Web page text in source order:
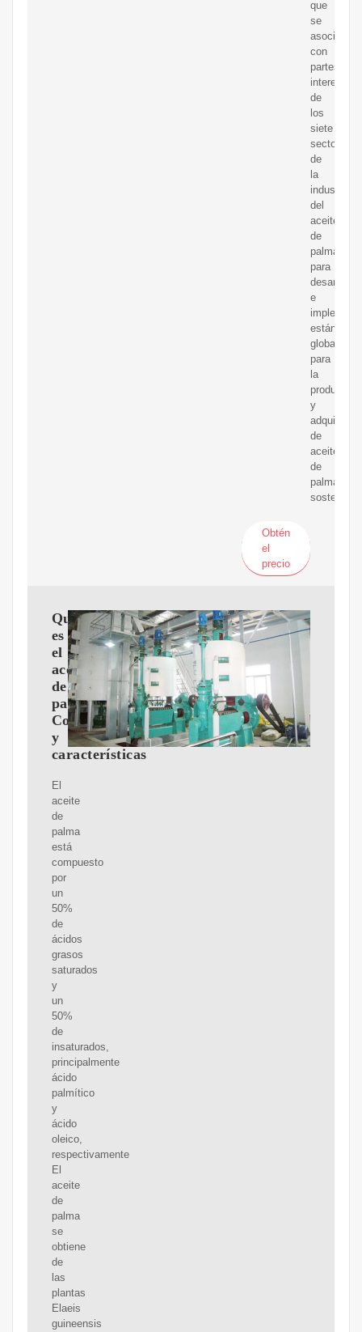
que
se
asocia
con
partes
de
los
siete
sectores
de
la
industria
del
aceite
de
palma
para
desarrollar
e
estándares
globales
para
la
producción
y
adquisición
de
aceite
de
palma
sostenible.
Obtén
el
precio
Qué
es
el
aceite
de
palma:
Composición
y
características
El
aceite
de
palma
está
compuesto
por
un
50%
de
ácidos
grasos
saturados
y
un
50%
de
insaturados,
principalmente
ácido
palmítico
y
ácido
oleico,
respectivamente
El
aceite
de
palma
se
obtiene
de
las
plantas
Elaeis
guineensis